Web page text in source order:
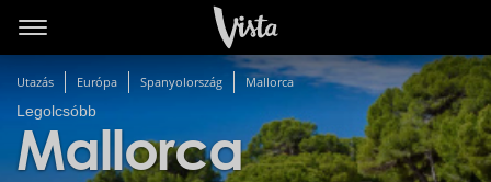
Utazás Európa Spanyolország Mallorca
Legolcsóbb
Mallorca